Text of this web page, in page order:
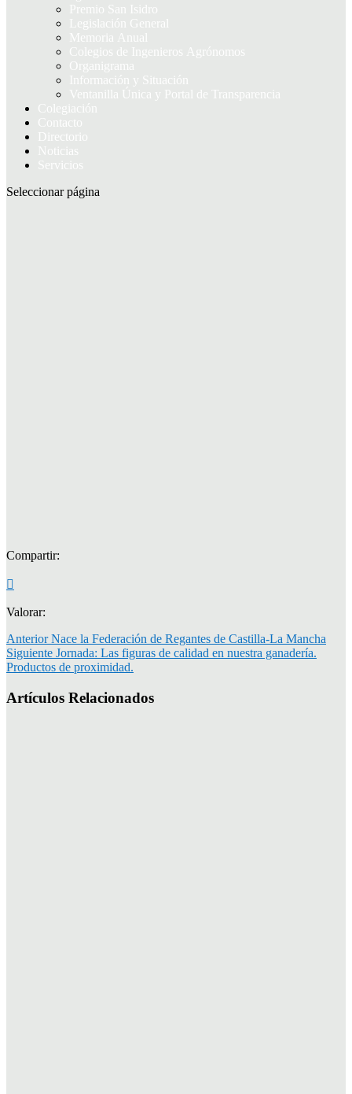
Premio San Isidro
Legislación General
Memoria Anual
Colegios de Ingenieros Agrónomos
Organigrama
Información y Situación
Ventanilla Única y Portal de Transparencia
Colegiación
Contacto
Directorio
Noticias
Servicios
Seleccionar página
Compartir:
Valorar:
Anterior Nace la Federación de Regantes de Castilla-La Mancha
Siguiente Jornada: Las figuras de calidad en nuestra ganadería.
Productos de proximidad.
Artículos Relacionados